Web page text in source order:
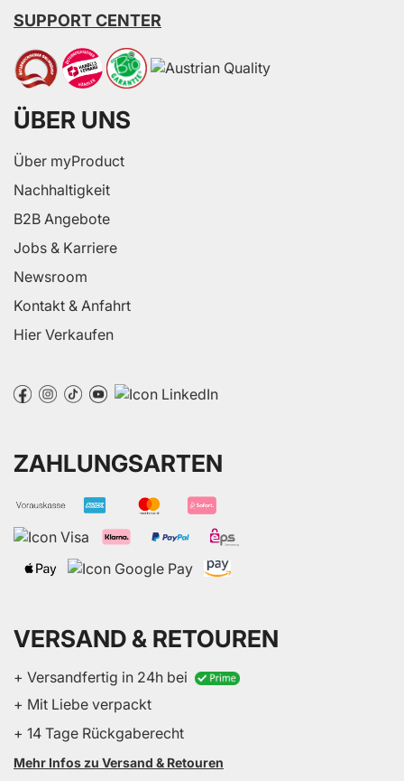
SUPPORT CENTER
ÜBER UNS
Über myProduct
Nachhaltigkeit
B2B Angebote
Jobs & Karriere
Newsroom
Kontakt & Anfahrt
Hier Verkaufen
ZAHLUNGSARTEN
VERSAND & RETOUREN
+ Versandfertig in 24h bei
+ Mit Liebe verpackt
+ 14 Tage Rückgaberecht
Mehr Infos zu Versand & Retouren